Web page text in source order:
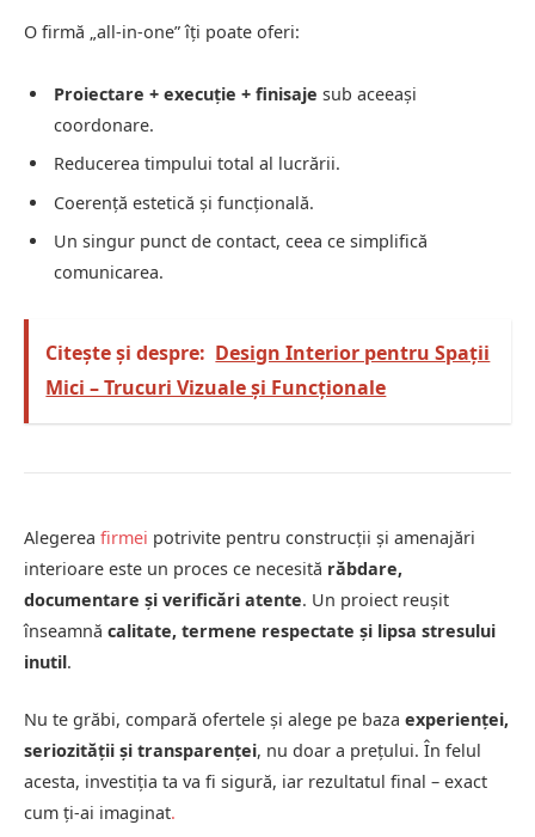
O firmă „all-in-one” îți poate oferi:
Proiectare + execuție + finisaje sub aceeași
coordonare.
Reducerea timpului total al lucrării.
Coerență estetică și funcțională.
Un singur punct de contact, ceea ce simplifică
comunicarea.
Citește și despre: Design Interior pentru Spații
Mici – Trucuri Vizuale și Funcționale
Alegerea firmei potrivite pentru construcții și amenajări
interioare este un proces ce necesită răbdare,
documentare și verificări atente. Un proiect reușit
înseamnă calitate, termene respectate și lipsa stresului
inutil.
Nu te grăbi, compară ofertele și alege pe baza experienței,
seriozității și transparenței, nu doar a prețului. În felul
acesta, investiția ta va fi sigură, iar rezultatul final – exact
cum ți-ai imaginat.